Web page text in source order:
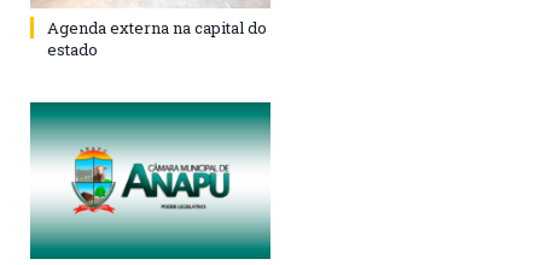
Agenda externa na capital do
estado